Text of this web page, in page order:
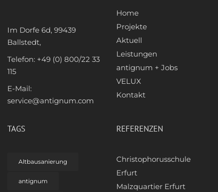
Im Dorfe 6d, 99439
Ballstedt,
Telefon: +49 (0) 800/22 33
115
E-Mail:
service@antignum.com
Home
Projekte
Aktuell
Leistungen
antignum + Jobs
VELUX
Kontakt
TAGS
Altbausanierung
antignum
REFERENZEN
Christophorusschule
Erfurt
Malzquartier Erfurt